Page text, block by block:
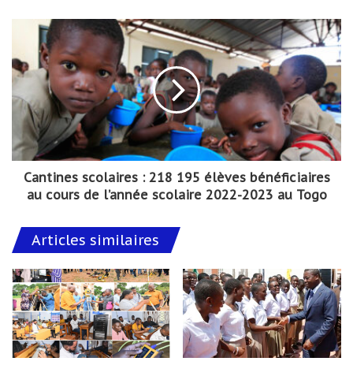
Cantines scolaires : 218 195 élèves bénéficiaires
au cours de l’année scolaire 2022-2023 au Togo
Articles similaires